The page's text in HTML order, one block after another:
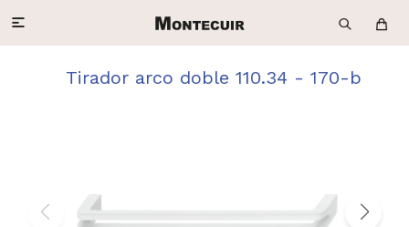

Tirador arco doble 110.34 - 170-b